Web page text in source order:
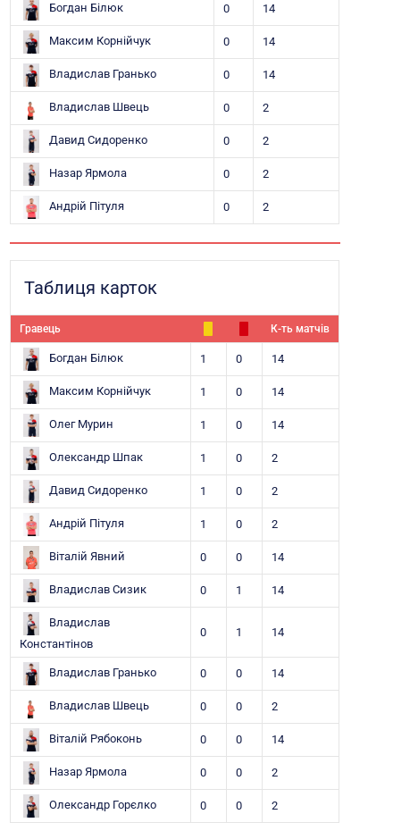
Богдан Білюк 0 14
Максим Корнійчук 0 14
Владислав Гранько 0 14
Владислав Швець 0 2
Давид Сидоренко 0 2
Назар Ярмола 0 2
Андрій Пітуля 0 2
Таблиця карток
Гравець К-ть матчів
Богдан Білюк 1 0 14
Максим Корнійчук 1 0 14
Олег Мурин 1 0 14
Олександр Шпак 1 0 2
Давид Сидоренко 1 0 2
Андрій Пітуля 1 0 2
Віталій Явний 0 0 14
Владислав Сизик 0 1 14
Владислав
Константінов
0 1 14
Владислав Гранько 0 0 14
Владислав Швець 0 0 2
Віталій Рябоконь 0 0 14
Назар Ярмола 0 0 2
Олександр Горєлко 0 0 2